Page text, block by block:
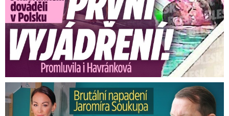
Brutální napadení Soukupa. Právník Agáty promluvil